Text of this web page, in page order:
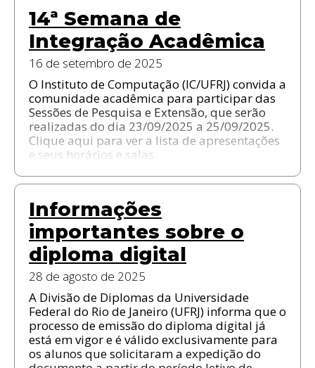
14ª Semana de
Integração Acadêmica
16 de setembro de 2025
O Instituto de Computação (IC/UFRJ) convida a
comunidade acadêmica para participar das
Sessões de Pesquisa e Extensão, que serão
realizadas do dia 23/09/2025 a 25/09/2025.
Clique aqui para ver a lista de apresentações
e seus horários e salas.
Informações
importantes sobre o
diploma digital
28 de agosto de 2025
A Divisão de Diplomas da Universidade
Federal do Rio de Janeiro (UFRJ) informa que o
processo de emissão do diploma digital já
está em vigor e é válido exclusivamente para
os alunos que solicitaram a expedição do